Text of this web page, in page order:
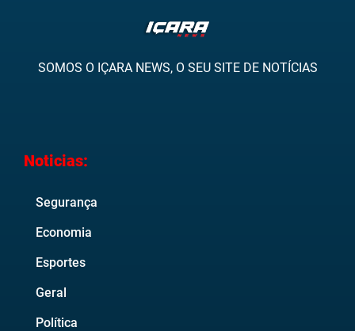
SOMOS O IÇARA NEWS, O SEU SITE DE NOTÍCIAS
Noticias:
Segurança
Economia
Esportes
Geral
Política